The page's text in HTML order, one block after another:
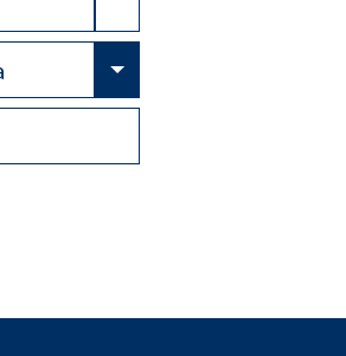
Toggle Dropdown